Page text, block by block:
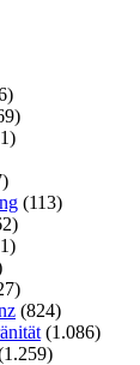
(113)
(824)
(1.086)